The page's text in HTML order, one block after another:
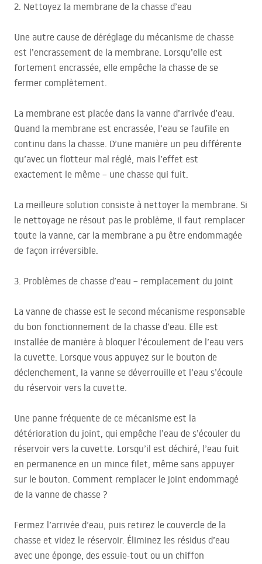
2. Nettoyez la membrane de la chasse d’eau
Une autre cause de déréglage du mécanisme de chasse
est l’encrassement de la membrane. Lorsqu’elle est
fortement encrassée, elle empêche la chasse de se
fermer complètement.
La membrane est placée dans la vanne d’arrivée d’eau.
Quand la membrane est encrassée, l’eau se faufile en
continu dans la chasse. D’une manière un peu différente
qu’avec un flotteur mal réglé, mais l’effet est
exactement le même – une chasse qui fuit.
La meilleure solution consiste à nettoyer la membrane. Si
le nettoyage ne résout pas le problème, il faut remplacer
toute la vanne, car la membrane a pu être endommagée
de façon irréversible.
3. Problèmes de chasse d’eau – remplacement du joint
La vanne de chasse est le second mécanisme responsable
du bon fonctionnement de la chasse d’eau. Elle est
installée de manière à bloquer l’écoulement de l’eau vers
la cuvette. Lorsque vous appuyez sur le bouton de
déclenchement, la vanne se déverrouille et l’eau s’écoule
du réservoir vers la cuvette.
Une panne fréquente de ce mécanisme est la
détérioration du joint, qui empêche l’eau de s’écouler du
réservoir vers la cuvette. Lorsqu’il est déchiré, l’eau fuit
en permanence en un mince filet, même sans appuyer
sur le bouton. Comment remplacer le joint endommagé
de la vanne de chasse ?
Fermez l’arrivée d’eau, puis retirez le couvercle de la
chasse et videz le réservoir. Éliminez les résidus d’eau
avec une éponge, des essuie-tout ou un chiffon